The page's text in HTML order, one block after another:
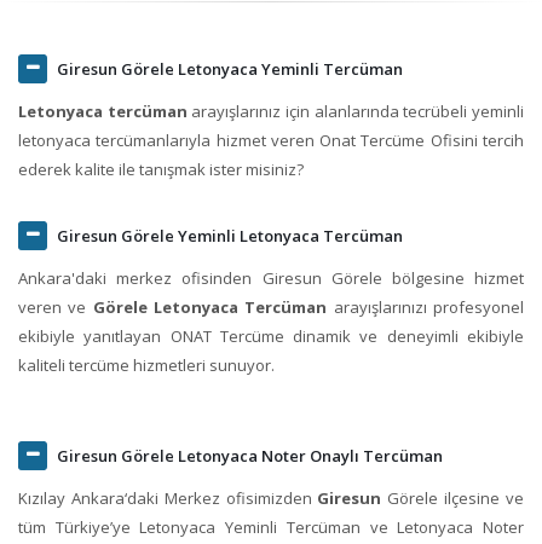
Giresun Görele Letonyaca Yeminli Tercüman
Letonyaca tercüman arayışlarınız için alanlarında tecrübeli yeminli
letonyaca tercümanlarıyla hizmet veren Onat Tercüme Ofisini tercih
ederek kalite ile tanışmak ister misiniz?
Giresun Görele Yeminli Letonyaca Tercüman
Ankara'daki merkez ofisinden Giresun Görele bölgesine hizmet
veren ve Görele Letonyaca Tercüman arayışlarınızı profesyonel
ekibiyle yanıtlayan ONAT Tercüme dinamik ve deneyimli ekibiyle
kaliteli tercüme hizmetleri sunuyor.
Giresun Görele Letonyaca Noter Onaylı Tercüman
Kızılay Ankara‘daki Merkez ofisimizden Giresun Görele ilçesine ve
tüm Türkiye’ye Letonyaca Yeminli Tercüman ve Letonyaca Noter